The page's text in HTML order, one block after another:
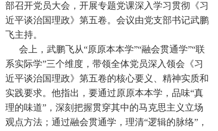
部召开党员大会，开展专题党课深入学习贯彻《习
近平谈治国理政》第五卷。会议由党支部书记武鹏
飞主持。
会上，武鹏飞从“原原本本学”“融会贯通学”“联
系实际学”三个维度，带领全体党员深入领会《习
近平谈治国理政》第五卷的核心要义、精神实质和
实践要求。他指出，要通过原原本本学，品味“真
理的味道”，深刻把握贯穿其中的马克思主义立场
观点方法；通过融会贯通学，理清“逻辑的脉络”，